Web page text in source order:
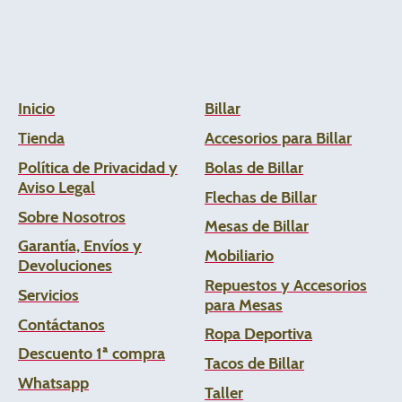
Inicio
Tienda
Política de Privacidad y
Aviso Legal
Sobre Nosotros
Garantía, Envíos y
Devoluciones
Servicios
Contáctanos
Descuento 1ª compra
Whatsapp
Billar
Accesorios para Billar
Bolas de Billar
Flechas de Billar
Mesas de Billar
Mobiliario
Repuestos y Accesorios
para Mesas
Ropa Deportiva
Tacos de Billar
Taller